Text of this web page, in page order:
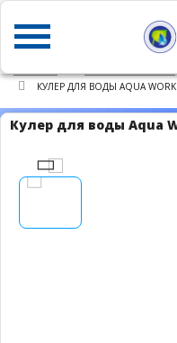
КУЛЕР ДЛЯ ВОДЫ AQUA
Кулер для воды Aqua